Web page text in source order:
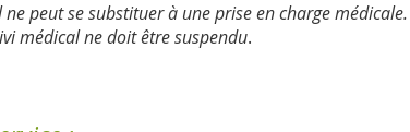
peut se substituer à une prise en charge médicale.
médical ne doit être suspendu.